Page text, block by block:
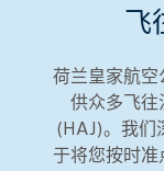
飞
荷兰皇家航空
供众多飞往
(HAJ)。我们
于将您按时